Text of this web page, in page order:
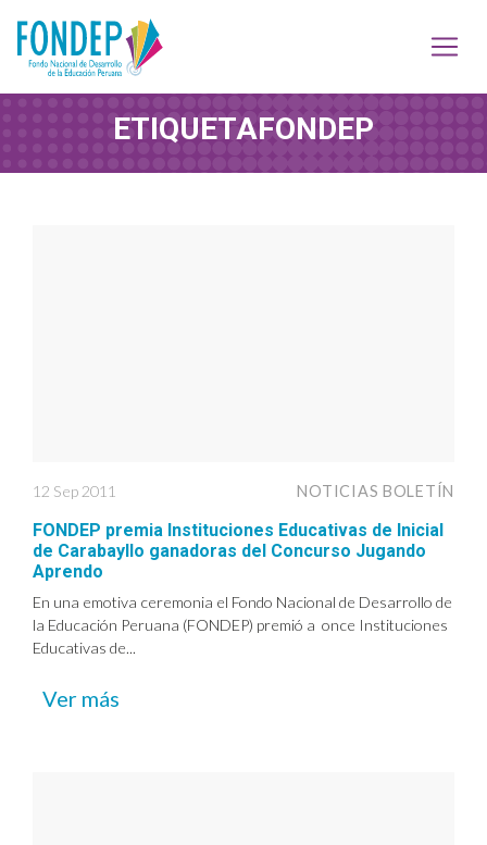
ETIQUETAFONDEP
12 Sep 2011 NOTICIAS BOLETÍN
FONDEP premia Instituciones Educativas de Inicial
de Carabayllo ganadoras del Concurso Jugando
Aprendo
En una emotiva ceremonia el Fondo Nacional de Desarrollo de
la Educación Peruana (FONDEP) premió a once Instituciones
Educativas de...
Ver más